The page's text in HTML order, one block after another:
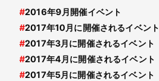
#2016年9月開催イベント
#2017年10月に開催されるイベント
#2017年3月に開催されるイベント
#2017年4月に開催されるイベント
#2017年5月に開催されるイベント